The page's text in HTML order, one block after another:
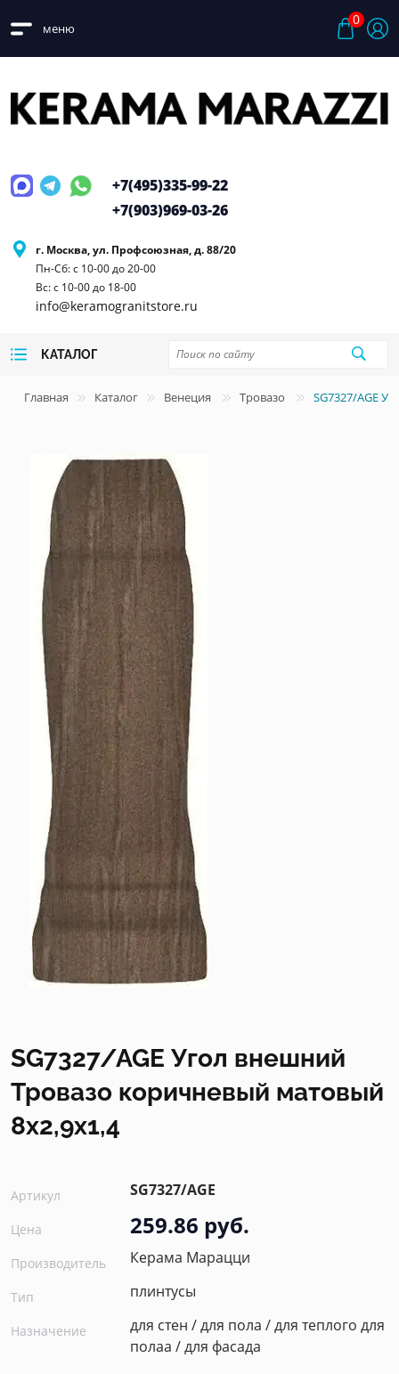
меню
0
г. Москва, ул. Профсоюзная, д. 88/20
Пн-Сб: с 10-00 до 20-00
Вс: с 10-00 до 18-00
info@keramogranitstore.ru
+7(495)335-99-22
+7(903)969-03-26
КАТАЛОГ
Главная Каталог Венеция Тровазо SG7327/AGE
SG7327/AGE Угол внешний
Тровазо коричневый матовый
8x2,9x1,4
Артикул SG7327/AGE
Цена 259.86 руб.
Производитель Керама Марацци
Тип плинтусы
Назначение
для стен / для пола / для теплого для
полаа / для фасада